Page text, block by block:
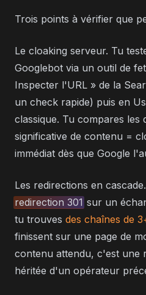
Trois points à vérifier que
Le cloaking serveur. Tu
Googlebot via un outil de
Inspecter l'URL » de la
un check rapide) puis en
classique. Tu compares les
significative de contenu =
immédiat dès que Google
Les redirections en
redirection 301 sur un
tu trouves des chaînes de
finissent sur une page de
contenu attendu, c'est une
héritée d'un opérateur